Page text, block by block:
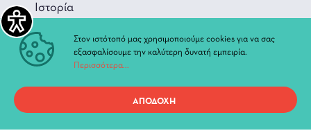
Ιστορία
Προσωπικά Δεδομένα
Στον ιστότοπό μας χρησιμοποιούμε cookies για να σας
εξασφαλίσουμε την καλύτερη δυνατή εμπειρία.
Περισσότερα...
ΑΠΟΔΟΧΗ